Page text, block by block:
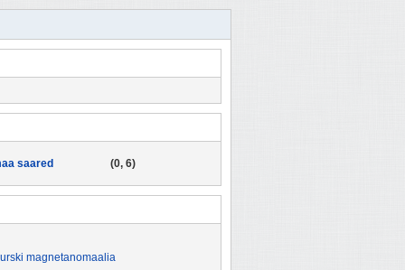
(0, 6)
saared
magnetanomaalia